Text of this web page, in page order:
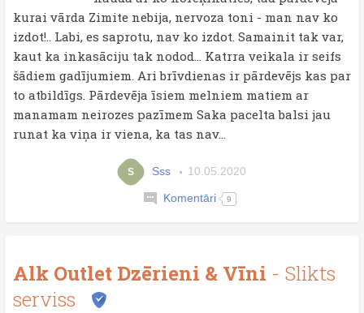
kurai vārda Zimite nebija, nervoza toni - man nav ko
izdot!.. Labi, es saprotu, nav ko izdot. Samainit tak var,
kaut ka inkasāciju tak nodod... Katrra veikala ir seifs
šādiem gadījumiem. Ari brīvdienas ir pārdevējs kas par
to atbildīgs. Pārdevēja īsiem melniem matiem ar
manamam neirozes pazīmem Saka pacelta balsi jau
runat ka viņa ir viena, ka tas nav...
S Sss 10.05.2020
Komentāri 9
Alk Outlet Dzērieni & Vīni - Slikts
serviss